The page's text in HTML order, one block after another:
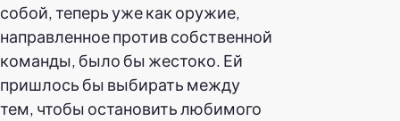
собой, теперь уже как оружие,
направленное против собственной
команды, было бы жестоко. Ей
пришлось бы выбирать между
тем, чтобы остановить любимого